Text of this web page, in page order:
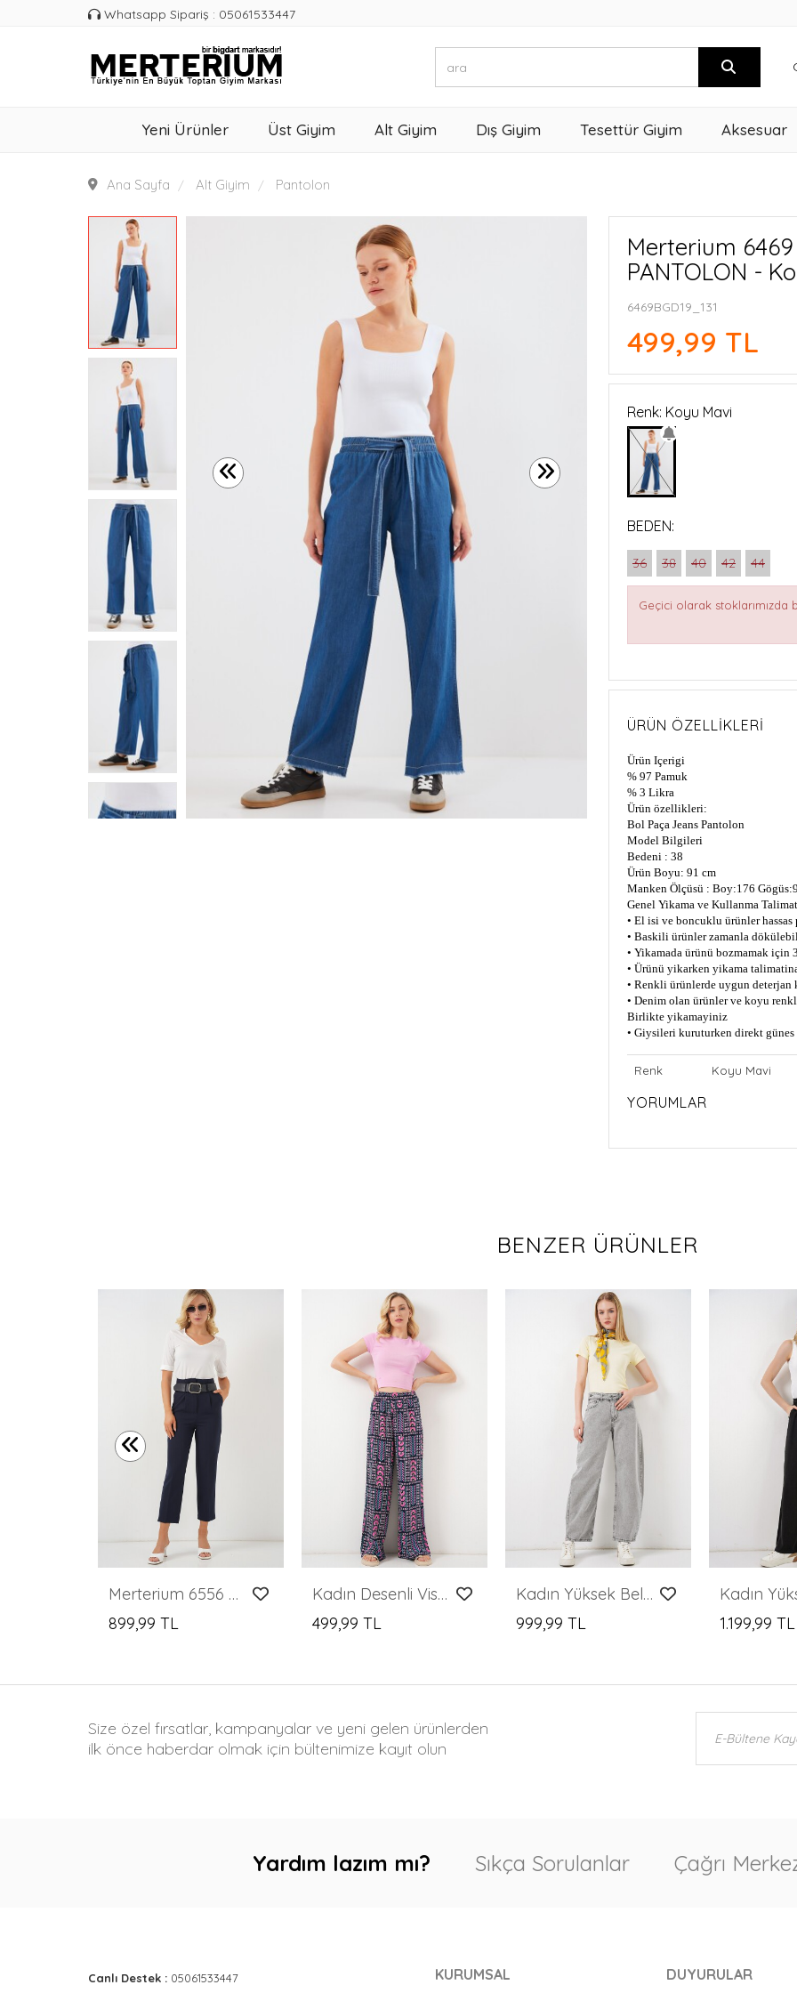
Whatsapp Sipariş : 05061533447
Yeni Ürünler Üst Giyim Alt Giyim Dış Giyim Tesettür Giyim Aksesuar
Ana Sayfa Alt Giyim Pantolon
Merterium 6469
PANTOLON -
6469BGD19_131
499,99 TL
Renk: Koyu Mavi
BEDEN:
36 38 40 42 44
Geçici olarak stoklarımızda
ÜRÜN ÖZELLIKLERI
Ürün Içerigi
% 97 Pamuk
% 3 Likra
Ürün özellikleri:
Bol Paça Jeans Pantolon
Model Bilgileri
Bedeni : 38
Ürün Boyu: 91 cm
Manken Ölçüsü : Boy:176
Genel Yikama ve Kullanma
• El isi ve boncuklu ürünler
• Baskili ürünler zamanla
• Yikamada ürünü bozmamak için
• Ürünü yikarken yikama
• Renkli ürünlerde uygun
• Denim olan ürünler ve koyu
Birlikte yikamayiniz
• Giysileri kuruturken direkt
Renk Koyu Mavi
YORUMLAR
BENZER ÜRÜNLER
Merterium 6556 Kemerli Kumaş Pantolon - Lacivert
899,99 TL
Kadın Desenli Viskon Pantolon 6749 - Lacivert
499,99 TL
Kadın Yüksek Bel Kot Pantolon 30081 - Gri
999,99 TL
1.199,99 TL
Size özel fırsatlar, kampanyalar ve yeni gelen ürünlerden
ilk önce haberdar olmak için bültenimize kayıt olun
Yardım lazım mı? Sıkça Sorulanlar Çağrı
Canlı Destek : 05061533447
KURUMSAL
DUYURULAR